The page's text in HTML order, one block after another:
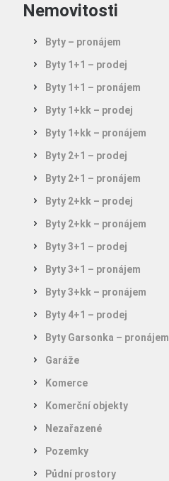
Nemovitosti
Byty – pronájem
Byty 1+1 – prodej
Byty 1+1 – pronájem
Byty 1+kk – prodej
Byty 1+kk – pronájem
Byty 2+1 – prodej
Byty 2+1 – pronájem
Byty 2+kk – prodej
Byty 2+kk – pronájem
Byty 3+1 – prodej
Byty 3+1 – pronájem
Byty 3+kk – pronájem
Byty 4+1 – prodej
Byty Garsonka – pronájem
Garáže
Komerce
Komerční objekty
Nezařazené
Pozemky
Půdní prostory